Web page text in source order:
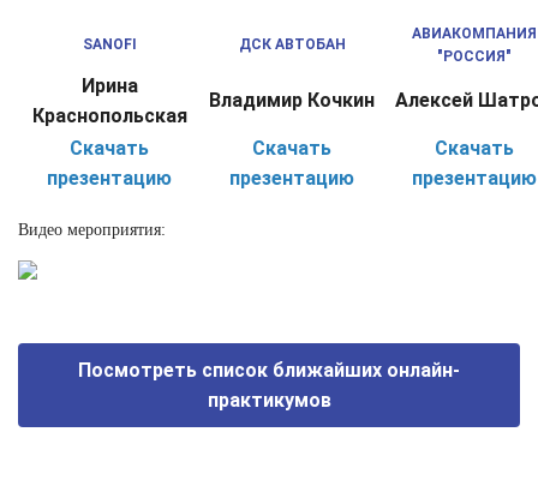
SANOFI ДСК АВТОБАН
АВИАКОМПАНИЯ
"РОССИЯ"
Ирина
Краснопольская
Владимир Кочкин Алексей
Скачать
презентацию
Скачать
презентацию
Скачать
презентацию
Видео мероприятия:
Посмотреть список ближайших онлайн-
практикумов